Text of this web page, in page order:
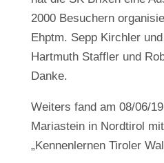
2000 Besuchern
Ehptm. Sepp Kirchler
Hartmuth Staffler und
Danke.
Weiters fand am 08/06/
Mariastein in Nordtirol
„Kennenlernen Tiroler